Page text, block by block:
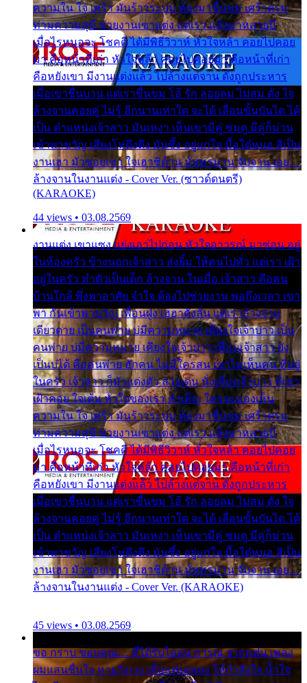
ความใน ใจ เศร้า มันร้าวระบม ต้องมาขื่นขม เศร้าตรม
ท่ามความสุขี ช่วยงานเขาแต่ง แต่เรา แล้งมาหลายปี
เมื่อไรหนอจะ โชคดี ได้มีพิธีวิวาห์ หัวใจหล้า คอยไปคอย
มา คือหน้าที่เก่า หัวใจหล้า คอยไปคอยมา คือหน้าที่เก่า
คือหยังเขา มีงานแต่งแล้ว ไปล้างแต่จาน ดั่งถูกประหาร
เมื่อเขาชื่นบาน แต่เราขื่นขม โอ้ รัก ลอยลม ไม่สม ดัง ใจ
ล้างจานคอยคู่ ไม่รู้ อีกนานเท่าใด จะได้ เลื่อนขั้นบันได ได้
เป็น ตำแหน่งเจ้าสาว มันเหงา เห็นเขามีคู่ ซมดู มีคู่ก็ม่วน
เข้าพาขวัญ เสียงโห่ตึงตึง มันซึ้ง อยู่แก่ใจ มื้อใด๋หนอ สิเป็น
งานเฮา มัวซอยเขา ใจเฮาซิด้าน มันทรมาน จับจาน เอย…
ล้างจานในงานแต่ง - Cover Ver. (ซาวด์ดนตรี)
(KARAOKE)
44 views • 03.08.2569
งานแต่ง เขาแซง แย่งเอาไปก่อน หัวใจอาวรณ์ มาซ่อน อยู่
ในห้องครัว ข้างนอกเจ้าสาว ส่งยิ้ม ให้คนไปทั่ว แต่เรา เฝ้า
อยู่ในครัว ทำตัวเป็นเด็ก ล้างจาน ในเมื่อ เจ้าสาว คือคน
บ้านใกล้ พึ่งพาอาศัย จำใจ ต้องไปช่วยงาน พอถึงเวลา เขา
พา กันเข้าพาขวัญ เพื่อนฝูง เฮฮาดังลั่น แต่เราล้างจาน
เดียวดาย เป็นคนพ่าย บ่มีความหมาย เคียงใจเจ้าบ่าว เป็น
คนพ่าย บ่มีความหมาย เคียงใจเจ้าบ่าว เพื่อนเจ้าสาว ยัง
เป็นบ่ได้ คือคนพ่าย ฮักคน ไม่มีใครสน เขาไม่เห็นคน ที่อยู่
ในครัว เจ้าสาว ก็มัวแต่งตัว สวยเด่น นั่งเคียงเจ้าบ่าว ที่เขา
เฝ้าคอย ใจเต้น หัวใจของเรา ลำเค็ญ ใครจะมองเห็น
ความใน ใจ เศร้า มันร้าวระบม ต้องมาขื่นขม เศร้าตรม
ท่ามความสุขี ช่วยงานเขาแต่ง แต่เรา แล้งมาหลายปี
เมื่อไรหนอจะ โชคดี ได้มีพิธีวิวาห์ หัวใจหล้า คอยไปคอย
มา คือหน้าที่เก่า หัวใจหล้า คอยไปคอยมา คือหน้าที่เก่า
คือหยังเขา มีงานแต่งแล้ว ไปล้างแต่จาน ดั่งถูกประหาร
เมื่อเขาชื่นบาน แต่เราขื่นขม โอ้ รัก ลอยลม ไม่สม ดัง ใจ
ล้างจานคอยคู่ ไม่รู้ อีกนานเท่าใด จะได้ เลื่อนขั้นบันได ได้
เป็น ตำแหน่งเจ้าสาว มันเหงา เห็นเขามีคู่ ซมดู มีคู่ก็ม่วน
เข้าพาขวัญ เสียงโห่ตึงตึง มันซึ้ง อยู่แก่ใจ มื้อใด๋หนอ สิเป็น
งานเฮา มัวซอยเขา ใจเฮาซิด้าน มันทรมาน จับจาน เอย…
ล้างจานในงานแต่ง - Cover Ver. (KARAOKE)
45 views • 03.08.2569
ขอ กราบ ขอบคุณ.... ที่ได้รับไออุ่น การุณ จากแฟน เพลง
ผมแสนชื่นใจ หายวังเวง เมื่อแฟนเพลง ให้กำลังใจ น้ำใจ